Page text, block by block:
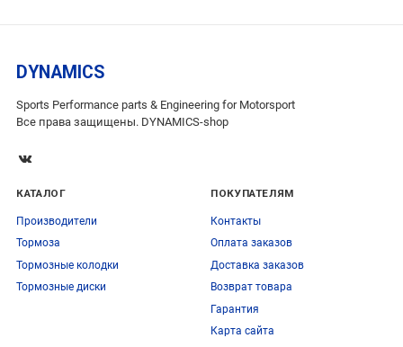
DYNAMICS
Sports Performance parts & Engineering for Motorsport
Все права защищены. DYNAMICS-shop
КАТАЛОГ
Производители
Тормоза
Тормозные колодки
Тормозные диски
ПОКУПАТЕЛЯМ
Контакты
Оплата заказов
Доставка заказов
Возврат товара
Гарантия
Карта сайта